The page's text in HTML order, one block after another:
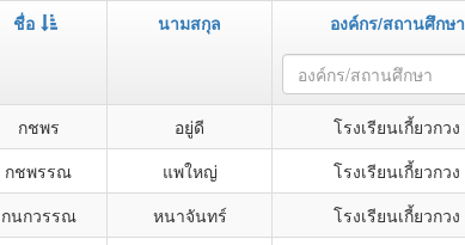
ชื่อ นามสกุล องค์กร/สถานศึกษา
องค์กร/สถานศึกษา
กชพร อยู่ดี โรงเรียนเกี้ยวกวง
กชพรรณ แพใหญ่ โรงเรียนเกี้ยวกวง
กนกวรรณ หนาจันทร์ โรงเรียนเกี้ยวกวง